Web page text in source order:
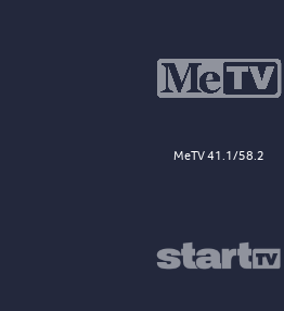
MeTV 41.1/58.2